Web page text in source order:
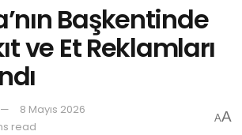
Başkentinde
ve Et Reklamları
8 Mayıs 2026
read
AA